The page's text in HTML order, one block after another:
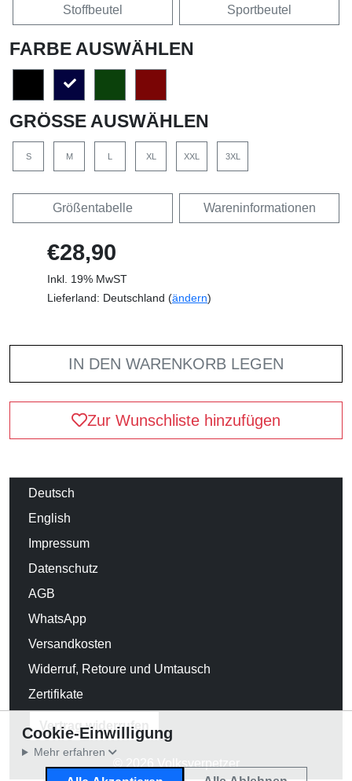
Stoffbeutel Sportbeutel
FARBE AUSWÄHLEN
GRÖSSE AUSWÄHLEN
S M XL XXL 3XL
Größentabelle Wareninformationen
€28,90
Inkl. 19% MwST
Lieferland: Deutschland (ändern)
IN DEN WARENKORB LEGEN
Zur Wunschliste hinzufügen
Deutsch
English
Impressum
Datenschutz
AGB
WhatsApp
Versandkosten
Widerruf, Retoure und Umtausch
Zertifikate
Vertrag widerrufen
© 2026 Volksverpetzer
Cookie-Einwilligung
Mehr erfahren